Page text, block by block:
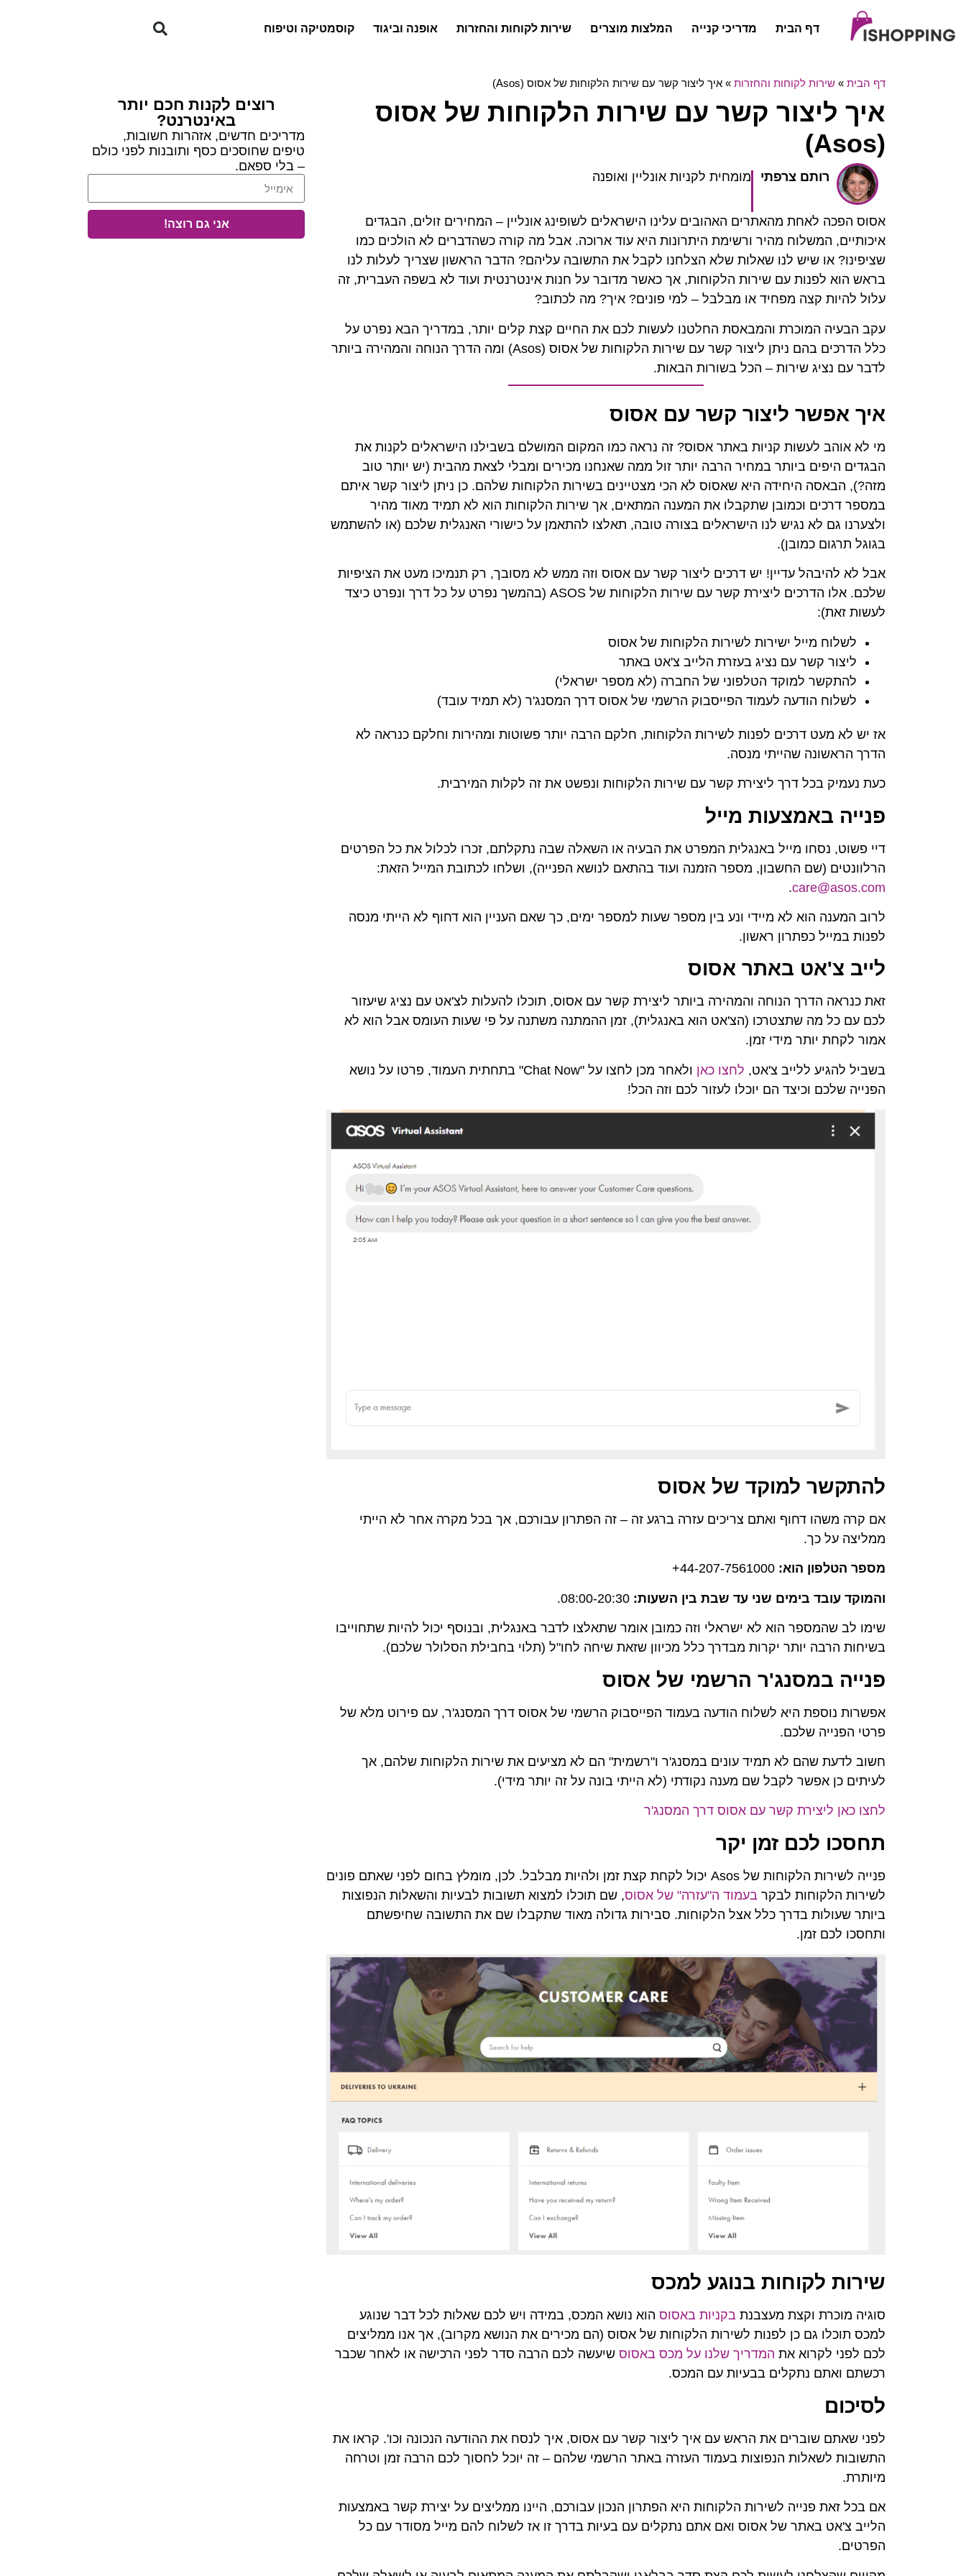
דף הבית מדריכי קנייה המלצות מוצרים שירות לקוחות והחזרות אופנה וביגוד קוסמטיקה וטיפוח
דף הבית » שירות לקוחות והחזרות » איך ליצור קשר עם שירות הלקוחות של אסוס (Asos)
איך ליצור קשר עם שירות הלקוחות של אסוס
(Asos)
רותם צרפתי מומחית לקניות אונליין ואופנה
אסוס הפכה לאחת מהאתרים האהובים עלינו הישראלים לשופינג אונליין – המחירים זולים, הבגדים
איכותיים, המשלוח מהיר ורשימת היתרונות היא עוד ארוכה. אבל מה קורה כשהדברים לא הולכים כמו
שציפינו? או שיש לנו שאלות שלא הצלחנו לקבל את התשובה עליהם? הדבר הראשון שצריך לעלות לנו
בראש הוא לפנות עם שירות הלקוחות, אך כאשר מדובר על חנות אינטרנטית ועוד לא בשפה העברית, זה
עלול להיות קצה מפחיד או מבלבל – למי פונים? איך? מה לכתוב?
עקב הבעיה המוכרת והמבאסת החלטנו לעשות לכם את החיים קצת קלים יותר, במדריך הבא נפרט על
כלל הדרכים בהם ניתן ליצור קשר עם שירות הלקוחות של אסוס (Asos) ומה הדרך הנוחה והמהירה ביותר
לדבר עם נציג שירות – הכל בשורות הבאות.
איך אפשר ליצור קשר עם אסוס
מי לא אוהב לעשות קניות באתר אסוס? זה נראה כמו המקום המושלם בשבילנו הישראלים לקנות את
הבגדים היפים ביותר במחיר הרבה יותר זול ממה שאנחנו מכירים ומבלי לצאת מהבית (יש יותר טוב
מזה?), הבאסה היחידה היא שאסוס לא הכי מצטיינים בשירות הלקוחות שלהם. כן ניתן ליצור קשר איתם
במספר דרכים וכמובן שתקבלו את המענה המתאים, אך שירות הלקוחות הוא לא תמיד מאוד מהיר
ולצערנו גם לא נגיש לנו הישראלים בצורה טובה, תאלצו להתאמן על כישורי האנגלית שלכם (או להשתמש
בגוגל תרגום כמובן).
אבל לא להיבהל עדיין! יש דרכים ליצור קשר עם אסוס וזה ממש לא מסובך, רק תנמיכו מעט את הציפיות
שלכם. אלו הדרכים ליצירת קשר עם שירות הלקוחות של ASOS (בהמשך נפרט על כל דרך ונפרט כיצד
לעשות זאת):
לשלוח מייל ישירות לשירות הלקוחות של אסוס
ליצור קשר עם נציג בעזרת הלייב צ'אט באתר
להתקשר למוקד הטלפוני של החברה (לא מספר ישראלי)
לשלוח הודעה לעמוד הפייסבוק הרשמי של אסוס דרך המסנג'ר (לא תמיד עובד)
אז יש לא מעט דרכים לפנות לשירות הלקוחות, חלקם הרבה יותר פשוטות ומהירות וחלקם כנראה לא
הדרך הראשונה שהייתי מנסה.
כעת נעמיק בכל דרך ליצירת קשר עם שירות הלקוחות ונפשט את זה לקלות המירבית.
פנייה באמצעות מייל
דיי פשוט, נסחו מייל באנגלית המפרט את הבעיה או השאלה שבה נתקלתם, זכרו לכלול את כל הפרטים
הרלוונטים (שם החשבון, מספר הזמנה ועוד בהתאם לנושא הפנייה), ושלחו לכתובת המייל הזאת:
care@asos.com
.
לרוב המענה הוא לא מיידי ונע בין מספר שעות למספר ימים, כך שאם העניין הוא דחוף לא הייתי מנסה
לפנות במייל כפתרון ראשון.
לייב צ'אט באתר אסוס
זאת כנראה הדרך הנוחה והמהירה ביותר ליצירת קשר עם אסוס, תוכלו להעלות לצ'אט עם נציג שיעזור
לכם עם כל מה שתצטרכו (הצ'אט הוא באנגלית), זמן ההמתנה משתנה על פי שעות העומס אבל הוא לא
אמור לקחת יותר מידי זמן.
בשביל להגיע ללייב צ'אט, לחצו כאן
ולאחר מכן לחצו על "Chat Now" בתחתית העמוד, פרטו על נושא
הפנייה שלכם וכיצד הם יוכלו לעזור לכם וזה הכל!
להתקשר למוקד של אסוס
אם קרה משהו דחוף ואתם צריכים עזרה ברגע זה – זה הפתרון עבורכם, אך בכל מקרה אחר לא הייתי
ממליצה על כך.
מספר הטלפון הוא:
והמוקד עובד בימים שני עד שבת בין השעות:
שימו לב שהמספר הוא לא ישראלי וזה כמובן אומר שתאלצו לדבר באנגלית, ובנוסף יכול להיות שתחוייבו
בשיחות הרבה יותר יקרות מבדרך כלל מכיוון שזאת שיחה לחו"ל (תלוי בחבילת הסלולר שלכם).
פנייה במסנג'ר הרשמי של אסוס
אפשרות נוספת היא לשלוח הודעה בעמוד הפייסבוק הרשמי של אסוס דרך המסנג'ר, עם פירוט מלא של
פרטי הפנייה שלכם.
חשוב לדעת שהם לא תמיד עונים במסנג'ר ו"רשמית" הם לא מציעים את שירות הלקוחות שלהם, אך
לעיתים כן אפשר לקבל שם מענה נקודתי (לא הייתי בונה על זה יותר מידי).
לחצו כאן ליצירת קשר עם אסוס דרך המסנג'ר
תחסכו לכם זמן יקר
פנייה לשירות הלקוחות של Asos יכול לקחת קצת זמן ולהיות מבלבל. לכן, מומלץ בחום לפני שאתם פונים
לשירות הלקוחות לבקר בעמוד ה"עזרה" של אסוס, שם תוכלו למצוא תשובות לבעיות והשאלות הנפוצות
ביותר שעולות בדרך כלל אצל הלקוחות. סבירות גדולה מאוד שתקבלו שם את התשובה שחיפשתם
ותחסכו לכם זמן.
שירות לקוחות בנוגע למכס
סוגיה מוכרת וקצת מעצבנת בקניות באסוס הוא נושא המכס, במידה ויש לכם שאלות לכל דבר שנוגע
למכס תוכלו גם כן לפנות לשירות הלקוחות של אסוס (הם מכירים את הנושא מקרוב), אך אנו ממליצים
לכם לפני לקרוא את המדריך שלנו על מכס באסוס שיעשה לכם הרבה סדר לפני הרכישה או לאחר שכבר
רכשתם ואתם נתקלים בבעיות עם המכס.
לסיכום
לפני שאתם שוברים את הראש עם איך ליצור קשר עם אסוס, איך לנסח את ההודעה הנכונה וכו'. קראו את
התשובות לשאלות הנפוצות בעמוד העזרה באתר הרשמי שלהם – זה יוכל לחסוך לכם הרבה זמן וטרחה
מיותרת.
אם בכל זאת פנייה לשירות הלקוחות היא הפתרון הנכון עבורכם, היינו ממליצים על יצירת קשר באמצעות
הלייב צ'אט באתר של אסוס ואם אתם נתקלים עם בעיות בדרך זו אז לשלוח להם מייל מסודר עם כל
הפרטים.
רוצים לקנות חכם יותר
באינטרנט?
מדריכים חדשים, אזהרות חשובות,
טיפים שחוסכים כסף ותובנות לפני כולם
– בלי ספאם.
אני גם רוצה!